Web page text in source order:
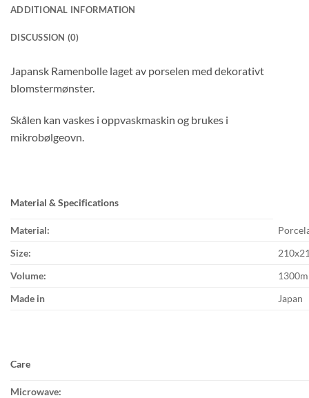
ADDITIONAL INFORMATION
DISCUSSION (0)
Japansk Ramenbolle laget av porselen med dekorativt
blomstermønster.
Skålen kan vaskes i oppvaskmaskin og brukes i
mikrobølgeovn.
Material & Specifications
Material:
Size:
Volume:
Made in
Japan
Care
Microwave: